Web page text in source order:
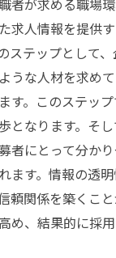
者が求める職場
求人情報を提供
ステップとして
うな人材を求め
す。このステップ
となります。そ
者にとって分か
ます。情報の透
頼関係を築くこ
め、結果的に採